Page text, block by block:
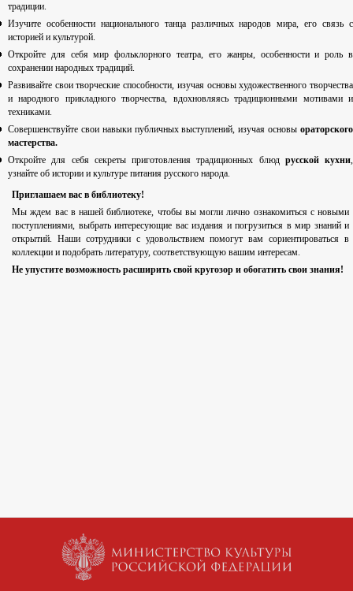
традиции.
Изучите особенности национального танца различных народов мира, его связь с
историей и культурой.
Откройте для себя мир фольклорного театра, его жанры, особенности и роль в
сохранении народных традиций.
Развивайте свои творческие способности, изучая основы художественного творчества
и народного прикладного творчества, вдохновляясь традиционными мотивами и
техниками.
Совершенствуйте свои навыки публичных выступлений, изучая основы ораторского
мастерства.
Откройте для себя секреты приготовления традиционных блюд русской кухни,
узнайте об истории и культуре питания русского народа.
Приглашаем вас в библиотеку!
Мы ждем вас в нашей библиотеке, чтобы вы могли лично ознакомиться с новыми
поступлениями, выбрать интересующие вас издания и погрузиться в мир знаний и
открытий. Наши сотрудники с удовольствием помогут вам сориентироваться в
коллекции и подобрать литературу, соответствующую вашим интересам.
Не упустите возможность расширить свой кругозор и обогатить свои знания!